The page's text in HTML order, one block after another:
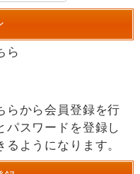
ら
らから会員登録を行
パスワードを登録し
ようになります。